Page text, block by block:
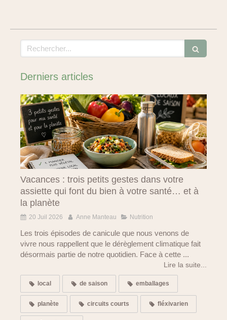
Rechercher
Derniers articles
Vacances : trois petits gestes dans votre
assiette qui font du bien à votre santé… et à
la planète
20 Juil 2026 Anne Manteau Nutrition
Les trois épisodes de canicule que nous venons de
vivre nous rappellent que le dérèglement climatique fait
désormais partie de notre quotidien. Face à cette ...
Lire la suite...
local de saison emballages
planète circuits courts fléxivarien